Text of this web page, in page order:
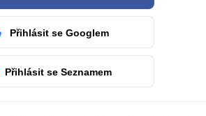
Přihlásit se Googlem
Přihlásit se Seznamem